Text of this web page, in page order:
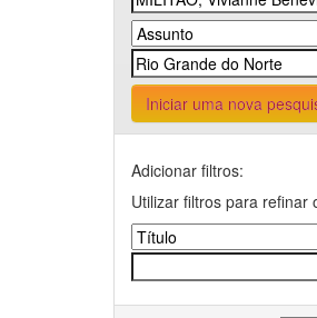
Iniciar uma nova
Adicionar filtros:
Utilizar filtros para refinar